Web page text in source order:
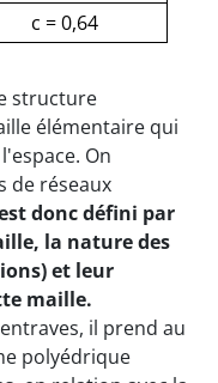
c = 0,64
structure
élémentaire qui
On
de réseaux
donc défini par
la nature des
et leur
maille.
il prend au
polyédrique